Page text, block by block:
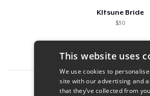
KItsune Bride
$30
Report this product
This website uses
We use cookies to
site with our advertising and
that they’ve collected from